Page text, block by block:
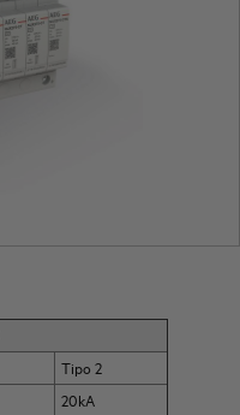
Tipo 2
20kA